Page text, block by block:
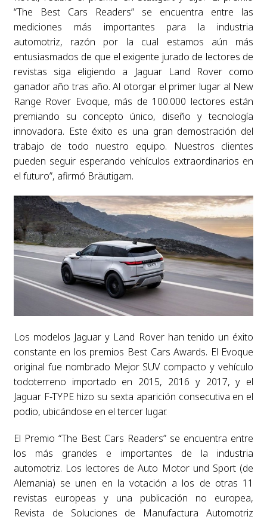
“The Best Cars Readers” se encuentra entre las
mediciones más importantes para la industria
automotriz, razón por la cual estamos aún más
entusiasmados de que el exigente jurado de lectores de
revistas siga eligiendo a Jaguar Land Rover como
ganador año tras año. Al otorgar el primer lugar al New
Range Rover Evoque, más de 100.000 lectores están
premiando su concepto único, diseño y tecnología
innovadora. Este éxito es una gran demostración del
trabajo de todo nuestro equipo. Nuestros clientes
pueden seguir esperando vehículos extraordinarios en
el futuro”, afirmó Bräutigam.
Los modelos Jaguar y Land Rover han tenido un éxito
constante en los premios Best Cars Awards. El Evoque
original fue nombrado Mejor SUV compacto y vehículo
todoterreno importado en 2015, 2016 y 2017, y el
Jaguar F-TYPE hizo su sexta aparición consecutiva en el
podio, ubicándose en el tercer lugar.
El Premio “The Best Cars Readers” se encuentra entre
los más grandes e importantes de la industria
automotriz. Los lectores de Auto Motor und Sport (de
Alemania) se unen en la votación a los de otras 11
revistas europeas y una publicación no europea,
Revista de Soluciones de Manufactura Automotriz